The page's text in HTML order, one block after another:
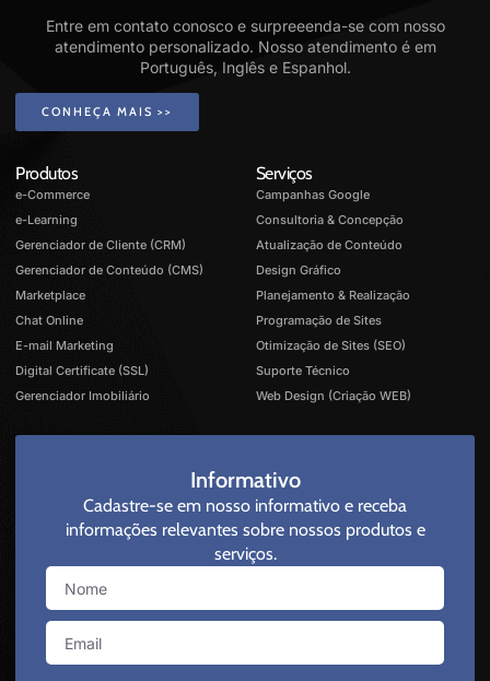
Entre em contato conosco e surpreeenda-se com nosso
atendimento personalizado. Nosso atendimento é em
Português, Inglês e Espanhol.
CONHEÇA MAIS >>
Produtos
e-Commerce
e-Learning
Gerenciador de Cliente (CRM)
Gerenciador de Conteúdo (CMS)
Marketplace
Chat Online
E-mail Marketing
Digital Certificate (SSL)
Gerenciador Imobiliário
Serviços
Campanhas Google
Consultoria & Concepção
Atualização de Conteúdo
Design Gráfico
Planejamento & Realização
Programação de Sites
Otimização de Sites (SEO)
Suporte Técnico
Web Design (Criação WEB)
Informativo
Cadastre-se em nosso informativo e receba
informações relevantes sobre nossos produtos e
serviços.